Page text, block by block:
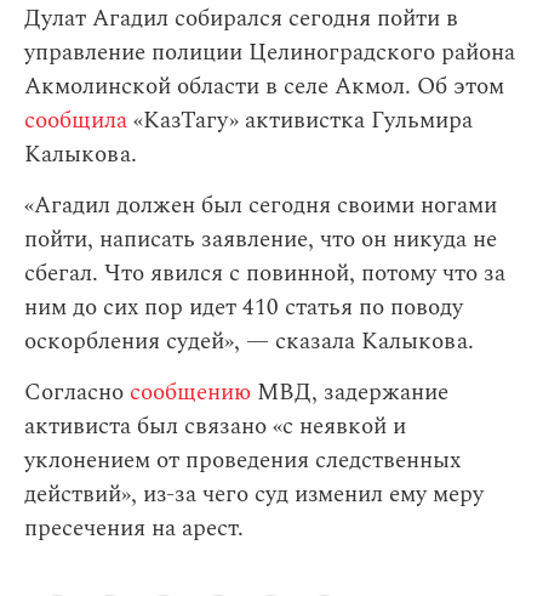
Дулат Агадил собирался сегодня пойти в
управление полиции Целиноградского района
Акмолинской области в селе Акмол. Об этом
сообщила«КазТагу» активистка Гульмира
Калыкова.
«Агадил должен был сегодня своими ногами
пойти, написать заявление, что он никуда не
сбегал. Что явился с повинной, потому что за
ним до сих пор идет 410 статья по поводу
оскорбления судей», — сказала Калыкова.
Согласно сообщению МВД, задержание
активиста был связано «с неявкой и
уклонением от проведения следственных
действий», из-за чего суд изменил ему меру
пресечения на арест.